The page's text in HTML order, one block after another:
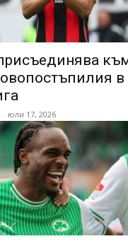
в
- юли 17, 2026